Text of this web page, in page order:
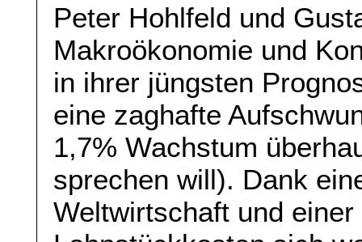
Peter Hohlfeld und
Makroökonomie und
in ihrer jüngsten
eine zaghafte
1,7% Wachstum
sprechen will). Dank
Weltwirtschaft und